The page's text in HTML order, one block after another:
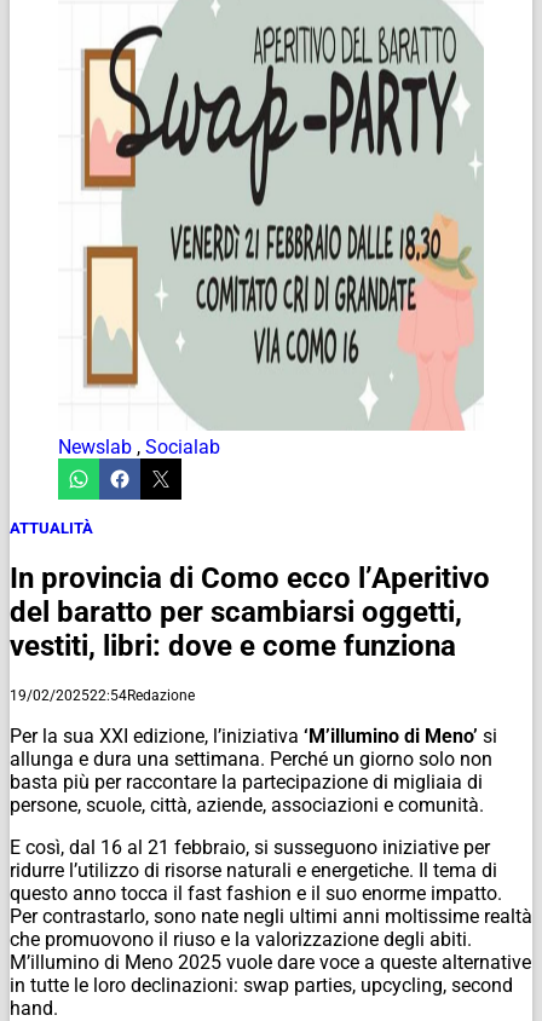
Newslab , Socialab
ATTUALITÀ
In provincia di Como ecco l’Aperitivo
del baratto per scambiarsi oggetti,
vestiti, libri: dove e come funziona
19/02/202522:54Redazione
Per la sua XXI edizione, l’iniziativa ‘M’illumino di Meno’ si
allunga e dura una settimana. Perché un giorno solo non
basta più per raccontare la partecipazione di migliaia di
persone, scuole, città, aziende, associazioni e comunità.
E così, dal 16 al 21 febbraio, si susseguono iniziative per
ridurre l’utilizzo di risorse naturali e energetiche. Il tema di
questo anno tocca il fast fashion e il suo enorme impatto.
Per contrastarlo, sono nate negli ultimi anni moltissime realtà
che promuovono il riuso e la valorizzazione degli abiti.
M’illumino di Meno 2025 vuole dare voce a queste alternative
in tutte le loro declinazioni: swap parties, upcycling, second
hand.